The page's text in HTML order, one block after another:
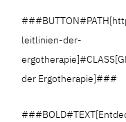
leitlinien-der-
der Ergotherapie]###